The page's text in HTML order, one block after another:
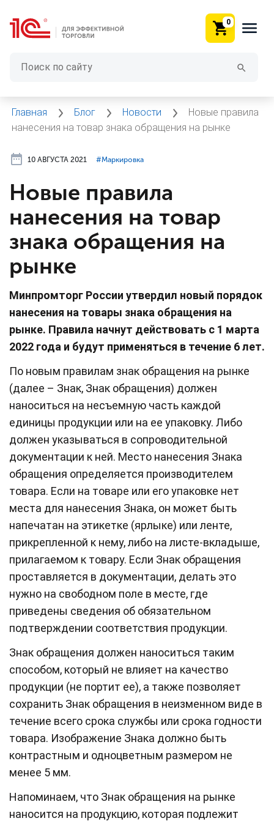
0
Главная Блог Новости
Новые правила
нанесения на товар знака обращения на рынке
10 АВГУСТА 2021 #⁣Маркировка
Новые правила
нанесения на товар
знака обращения на
рынке
Минпромторг России утвердил новый порядок
нанесения на товары знака обращения на
рынке. Правила начнут действовать с 1 марта
2022 года и будут применяться в течение 6 лет.
По новым правилам знак обращения на рынке
(далее – Знак, Знак обращения) должен
наноситься на несъемную часть каждой
единицы продукции или на ее упаковку. Либо
должен указываться в сопроводительной
документации к ней. Место нанесения Знака
обращения определяется производителем
товара. Если на товаре или его упаковке нет
места для нанесения Знака, он может быть
напечатан на этикетке (ярлыке) или ленте,
прикрепленной к нему, либо на листе-вкладыше,
прилагаемом к товару. Если Знак обращения
проставляется в документации, делать это
нужно на свободном поле в месте, где
приведены сведения об обязательном
подтверждении соответствия продукции.
Знак обращения должен наноситься таким
способом, который не влияет на качество
продукции (не портит ее), а также позволяет
сохранить Знак обращения в неизменном виде в
течение всего срока службы или срока годности
товара. Изображение Знака должно быть
контрастным и одноцветным размером не
менее 5 мм.
Напоминаем, что Знак обращения на рынке
наносится на продукцию, которая подлежит